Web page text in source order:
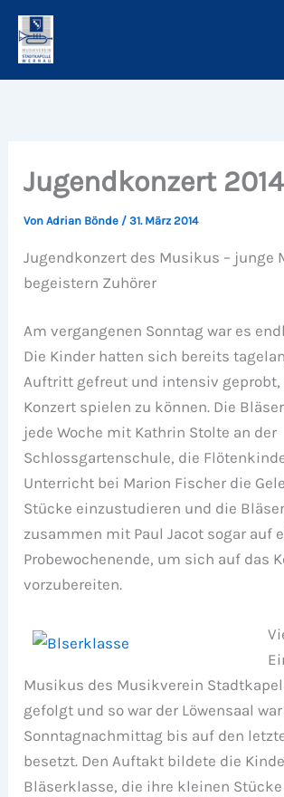
Zum
Inhalt
springen
Jugendkonzert 2014
VonAdrian Bönde /31. März 2014
Jugendkonzert des Musikus – junge
begeistern Zuhörer
Am vergangenen Sonntag war es
Die Kinder hatten sich bereits
Auftritt gefreut und intensiv
Konzert spielen zu können. Die
jede Woche mit Kathrin Stolte an der
Schlossgartenschule, die
Unterricht bei Marion Fischer die
Stücke einzustudieren und die
zusammen mit Paul Jacot sogar auf
Probewochenende, um sich auf das
vorzubereiten.
Musikus des Musikverein
gefolgt und so war der Löwensaal
Sonntagnachmittag bis auf den
besetzt. Den Auftakt bildete die
Bläserklasse, die ihre kleinen